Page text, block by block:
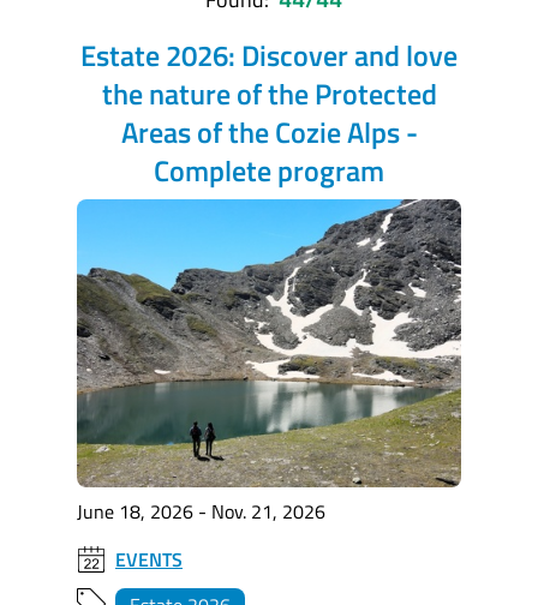
Estate 2026: Discover and love
the nature of the Protected
Areas of the Cozie Alps -
Complete program
June 18, 2026 - Nov. 21, 2026
EVENTS